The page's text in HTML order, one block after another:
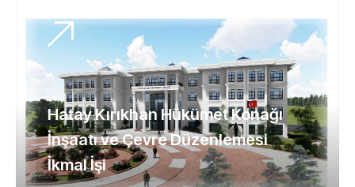
Hatay Kırıkhan Hükümet Konağı
İnşaatı ve Çevre Düzenlemesi
İkmal İşi